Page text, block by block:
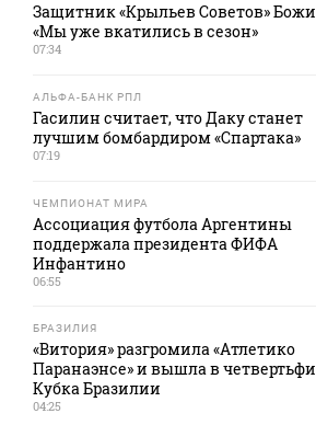
Защитник «Крыльев Советов»
«Мы уже вкатились в сезон»
07:34
АЛЬФА-БАНК РПЛ
Гасилин считает, что Даку станет
лучшим бомбардиром «Спартака»
07:19
ЧЕМПИОНАТ МИРА
Ассоциация футбола Аргентины
поддержала президента ФИФА
Инфантино
06:55
БРАЗИЛИЯ
«Витория» разгромила «Атлетико
Паранаэнсе» и вышла в
Кубка Бразилии
04:25